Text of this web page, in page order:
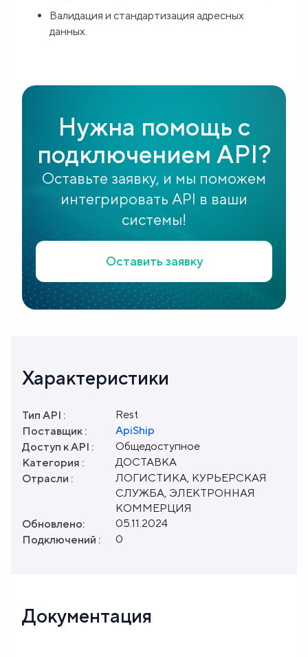
Валидация и стандартизация адресных
данных.
Нужна помощь с
подключением API?
Оставьте заявку, и мы поможем
интегрировать API в ваши
системы!
Оставить заявку
Характеристики
Тип API :
Rest
Поставщик :
ApiShip
Доступ к API :
Общедоступное
Категория :
ДОСТАВКА
Отрасли :
ЛОГИСТИКА, КУРЬЕРСКАЯ
СЛУЖБА, ЭЛЕКТРОННАЯ
КОММЕРЦИЯ
Обновлено:
05.11.2024
Подключений :
0
Документация